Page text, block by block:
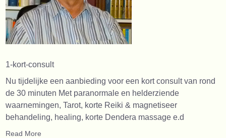
1-kort-consult
Nu tijdelijke een aanbieding voor een kort consult van rond
de 30 minuten Met paranormale en helderziende
waarnemingen, Tarot, korte Reiki & magnetiseer
behandeling, healing, korte Dendera massage e.d
Read More